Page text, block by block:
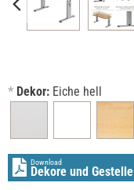
* Dekor: Eiche hell
Download
Dekore und Gestelle